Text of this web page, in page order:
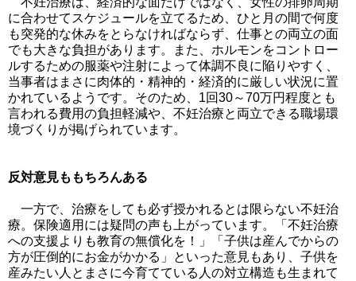
に合わせてスケジュールを立てるため、ひと月の間で何度
も突発的な休みをとらなければならず、仕事との両立の面
でも大きな負担があります。また、ホルモンをコントロー
ルするための服薬や注射によって体調不良に陥りやすく、
当事者はまさに肉体的・精神的・経済的に厳しい状況に置
かれているようです。そのため、1回30～70万円程度とも
言われる費用の負担軽減や、不妊治療と両立できる職場環
境づくりが掲げられています。
反対意見ももちろんある
一方で、治療をしても必ず授かれるとは限らない不妊治
療。保険適用には疑問の声も上がっています。「不妊治療
への支援よりも教育の無償化を！」「子供は産んでからの
方が圧倒的にお金がかかる」といった意見もあり、子供を
産みたい人とまさに今育てている人の対立構造も生まれて